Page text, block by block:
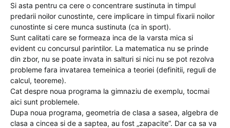
Si asta pentru ca cere o concentrare sustinuta in timpul
predarii noilor cunostinte, cere implicare in timpul fixarii noilor
cunostinte si cere munca sustinuta (ca in sport).
Sunt calitati care se formeaza inca de la varsta mica si
evident cu concursul parintilor. La matematica nu se prinde
din zbor, nu se poate invata in salturi si nici nu se pot rezolva
probleme fara invatarea temeinica a teoriei (definitii, reguli de
calcul, teoreme).
Cat despre noua programa la gimnaziu de exemplu, tocmai
aici sunt problemele.
Dupa noua programa, geometria de clasa a sasea, algebra de
clasa a cincea si de a saptea, au fost „zapacite”. Dar ca sa va